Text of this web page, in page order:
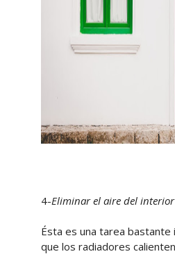
4-Eliminar el aire del
Ésta es una tarea
que los radiadores